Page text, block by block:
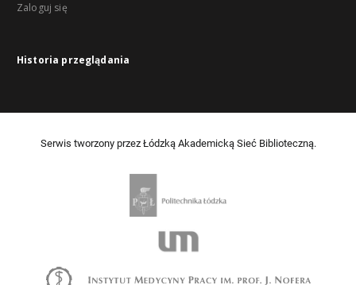
Zaloguj się
Historia przeglądania
Serwis tworzony przez Łódzką Akademicką Sieć Biblioteczną.